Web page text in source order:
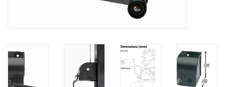
Staalkabel met coating